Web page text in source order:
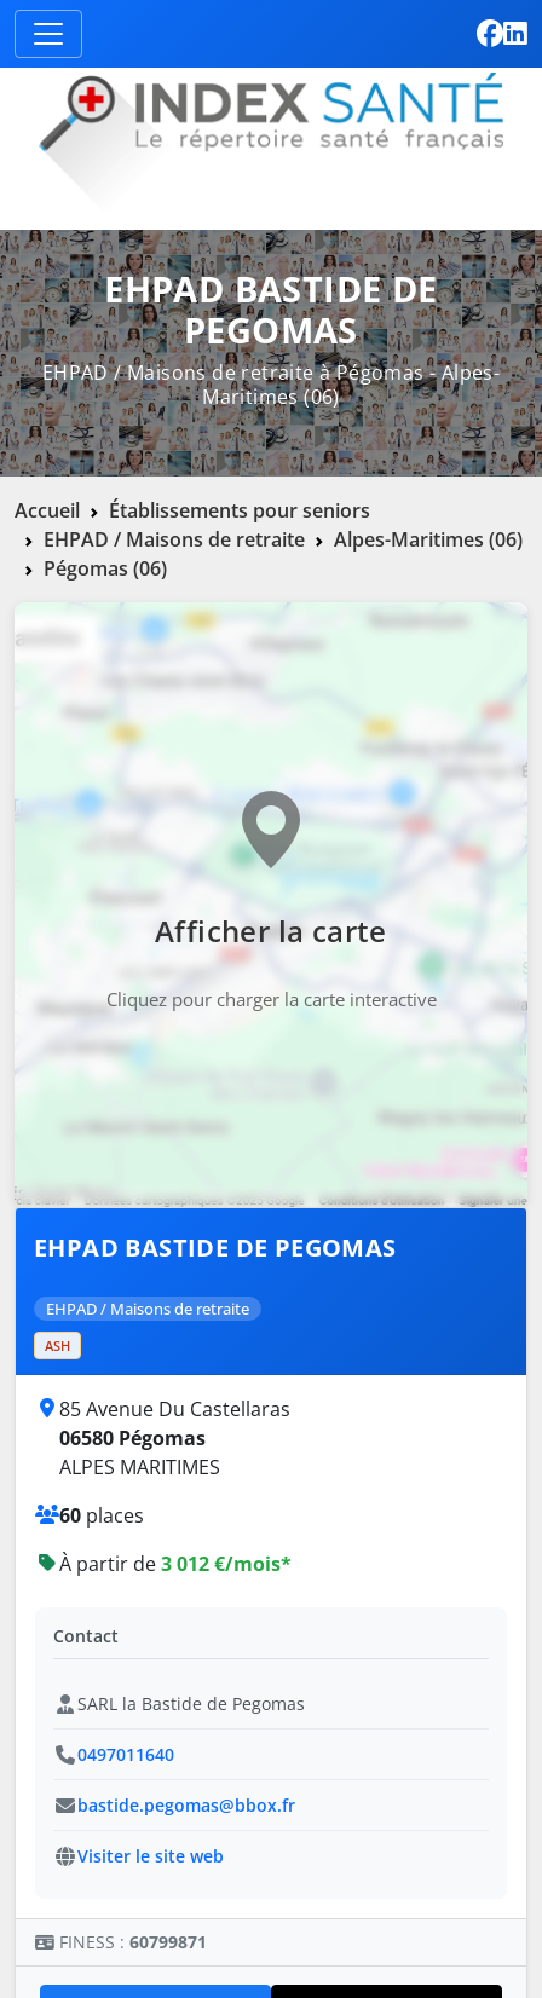
EHPAD BASTIDE DE
PEGOMAS
EHPAD / Maisons de retraite à Pégomas - Alpes-
Maritimes (06)
Accueil
Établissements pour seniors
EHPAD / Maisons de retraite
Alpes-Maritimes (06)
Pégomas (06)
Afficher la carte
Cliquez pour charger la carte interactive
EHPAD BASTIDE DE PEGOMAS
EHPAD / Maisons de retraite
ASH
85 Avenue Du Castellaras
06580 Pégomas
ALPES MARITIMES
60 places
À partir de3 012 €/mois*
Contact
SARL la Bastide de Pegomas
0497011640
bastide.pegomas@bbox.fr
Visiter le site web
FINESS : 60799871